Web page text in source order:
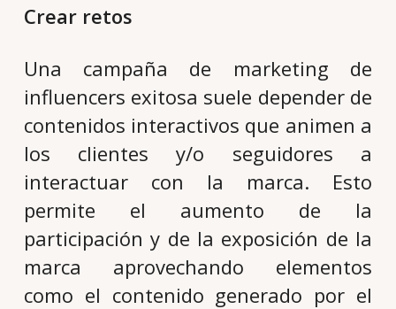
Crear retos
Una campaña de marketing de
influencers exitosa suele depender de
contenidos interactivos que animen a
los clientes y/o seguidores a
interactuar con la marca. Esto
permite el aumento de la
participación y de la exposición de la
marca aprovechando elementos
como el contenido generado por el